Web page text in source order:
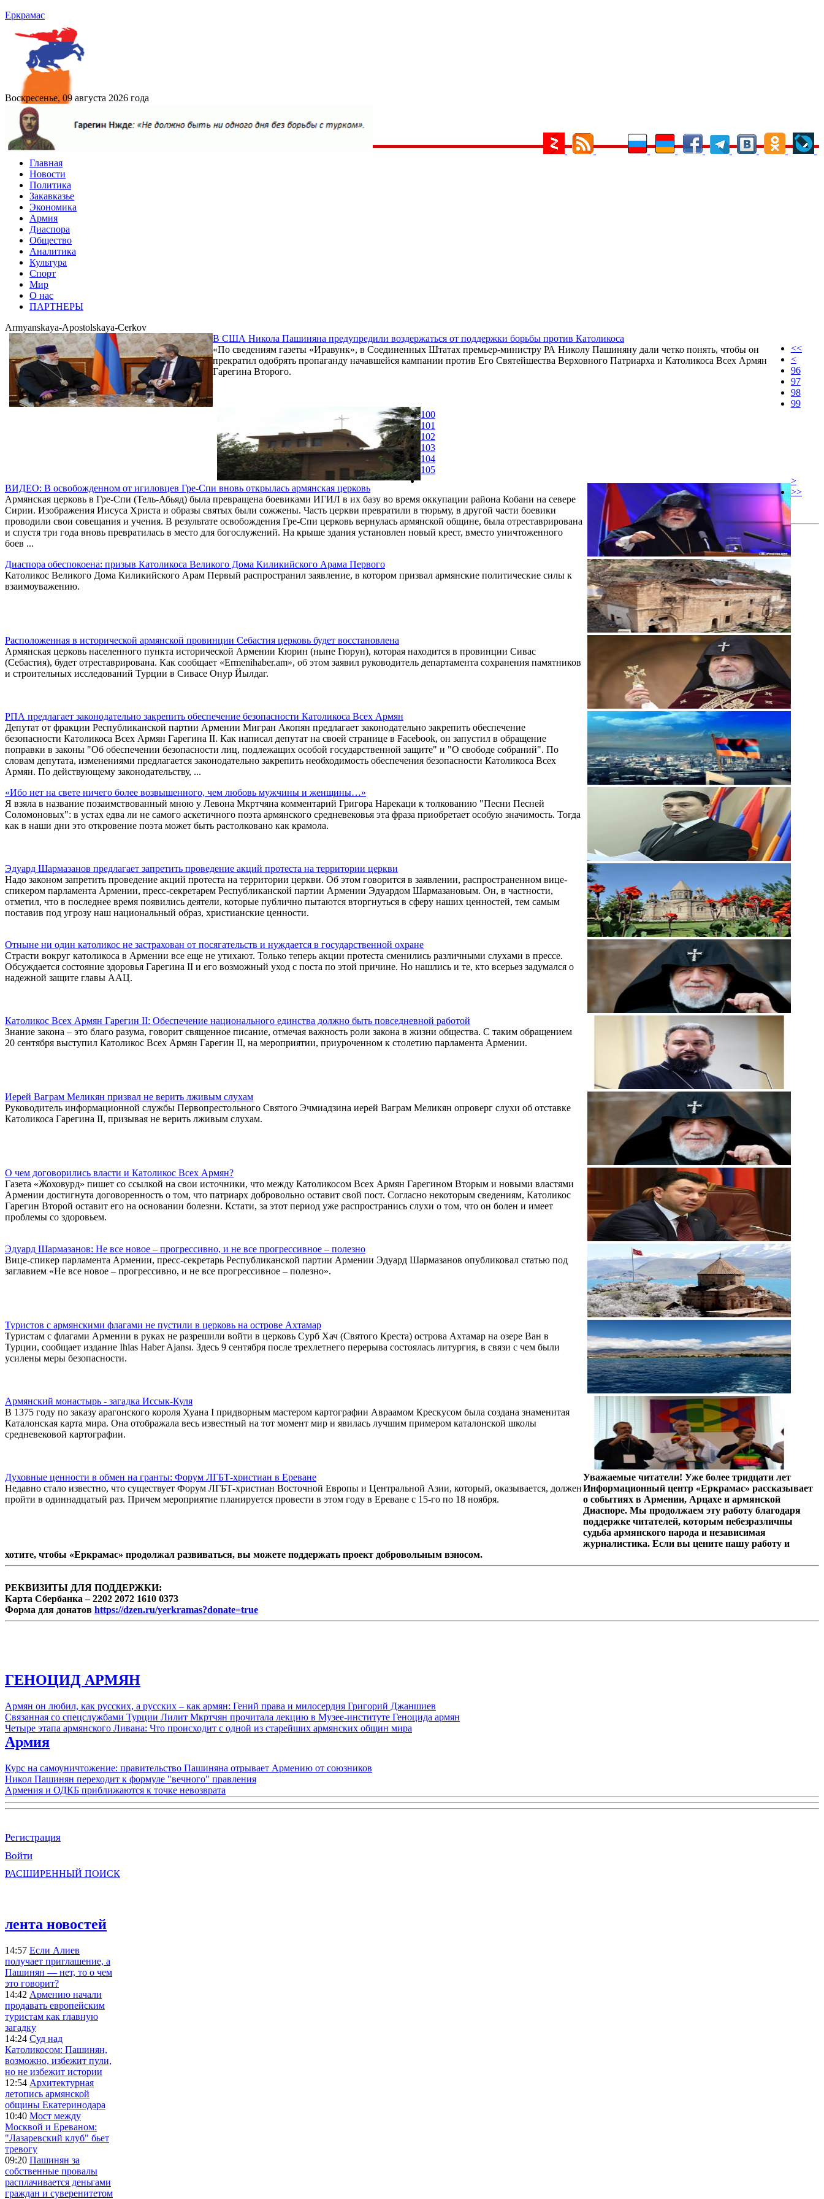
Еркрамас
Воскресенье, 09 августа 2026 года
Главная
Новости
Политика
Закавказье
Экономика
Армия
Диаспора
Общество
Аналитика
Культура
Спорт
Мир
О нас
ПАРТНЕРЫ
Armyanskaya-Apostolskaya-Cerkov
В США Никола Пашиняна предупредили воздержаться от поддержки борьбы против Католикоса
«По сведениям газеты «Иравунк», в Соединенных Штатах премьер-министру РА Николу Пашиняну дали четко понять, чтобы он
прекратил одобрять пропаганду начавшейся кампании против Его Святейшества Верховного Патриарха и Католикоса Всех Армян
Гарегина Второго.
ВИДЕО: В освобожденном от игиловцев Гре-Спи вновь открылась армянская церковь
Армянская церковь в Гре-Спи (Тель-Абьяд) была превращена боевиками ИГИЛ в их базу во время оккупации района Кобани на севере
Сирии. Изображения Иисуса Христа и образы святых были сожжены. Часть церкви превратили в тюрьму, в другой части боевики
проводили свои совещания и учения. В результате освобождения Гре-Спи церковь вернулась армянской общине, была отреставрирована
и спустя три года вновь превратилась в место для богослужений. На крыше здания установлен новый крест, вместо уничтоженного
боев ...
Диаспора обеспокоена: призыв Католикоса Великого Дома Киликийского Арама Первого
Католикос Великого Дома Киликийского Арам Первый распространил заявление, в котором призвал армянские политические силы к
взаимоуважению.
Расположенная в исторической армянской провинции Себастия церковь будет восстановлена
Армянская церковь населенного пункта исторической Армении Кюрин (ныне Гюрун), которая находится в провинции Сивас
(Себастия), будет отреставрирована. Как сообщает «Ermenihaber.am», об этом заявил руководитель департамента сохранения памятников
и строительных исследований Турции в Сивасе Онур Йылдаг.
РПА предлагает законодательно закрепить обеспечение безопасности Католикоса Всех Армян
Депутат от фракции Республиканской партии Армении Мигран Акопян предлагает законодательно закрепить обеспечение
безопасности Католикоса Всех Армян Гарегина II. Как написал депутат на своей странице в Facebook, он запустил в обращение
поправки в законы "Об обеспечении безопасности лиц, подлежащих особой государственной защите" и "О свободе собраний". По
словам депутата, изменениями предлагается законодательно закрепить необходимость обеспечения безопасности Католикоса Всех
Армян. По действующему законодательству, ...
«Ибо нет на свете ничего более возвышенного, чем любовь мужчины и женщины…»
Я взяла в название позаимствованный мною у Левона Мкртчяна комментарий Григора Нарекаци к толкованию "Песни Песней
Соломоновых": в устах едва ли не самого аскетичного поэта армянского средневековья эта фраза приобретает особую значимость. Тогда
как в наши дни это откровение поэта может быть растолковано как крамола.
Эдуард Шармазанов предлагает запретить проведение акций протеста на территории церкви
Надо законом запретить проведение акций протеста на территории церкви. Об этом говорится в заявлении, распространенном вице-
спикером парламента Армении, пресс-секретарем Республиканской партии Армении Эдуардом Шармазановым. Он, в частности,
отметил, что в последнее время появились деятели, которые публично пытаются вторгнуться в сферу наших ценностей, тем самым
поставив под угрозу наш национальный образ, христианские ценности.
Отныне ни один католикос не застрахован от посягательств и нуждается в государственной охране
Страсти вокруг католикоса в Армении все еще не утихают. Только теперь акции протеста сменились различными слухами в прессе.
Обсуждается состояние здоровья Гарегина II и его возможный уход с поста по этой причине. Но нашлись и те, кто всерьез задумался о
надежной защите главы ААЦ.
Католикос Всех Армян Гaрегин II: Обеспечение национального единства должно быть повседневной работой
Знание закона – это благо разума, говорит священное писание, отмечая важность роли закона в жизни общества. С таким обращением
20 сентября выступил Католикос Всех Армян Гарегин II, на мероприятии, приуроченном к столетию парламента Армении.
Иерей Ваграм Меликян призвал не верить лживым слухам
Руководитель информационной службы Первопрестольного Святого Эчмиадзина иерей Ваграм Меликян опроверг слухи об отставке
Католикоса Гарегина II, призывая не верить лживым слухам.
О чем договорились власти и Католикос Всех Армян?
Газета «Жоховурд» пишет со ссылкой на свои источники, что между Католикосом Всех Армян Гарегином Вторым и новыми властями
Армении достигнута договоренность о том, что патриарх добровольно оставит свой пост. Согласно некоторым сведениям, Католикос
Гарегин Второй оставит его на основании болезни. Кстати, за этот период уже распространись слухи о том, что он болен и имеет
проблемы со здоровьем.
Эдуард Шармазанов: Не все новое – прогрессивно, и не все прогрессивное – полезно
Вице-спикер парламента Армении, пресс-секретарь Республиканской партии Армении Эдуард Шармазанов опубликовал статью под
заглавием «Не все новое – прогрессивно, и не все прогрессивное – полезно».
Туристов с армянскими флагами не пустили в церковь на острове Ахтамар
Туристам с флагами Армении в руках не разрешили войти в церковь Сурб Хач (Святого Креста) острова Ахтамар на озере Ван в
Турции, сообщает издание Ihlas Haber Ajansı. Здесь 9 сентября после трехлетнего перерыва состоялась литургия, в связи с чем были
усилены меры безопасности.
Армянский монастырь - загадка Иссык-Куля
В 1375 году по заказу арагонского короля Хуана I придворным мастером картографии Авраамом Крескусом была создана знаменитая
Каталонская карта мира. Она отображала весь известный на тот момент мир и явилась лучшим примером каталонской школы
средневековой картографии.
Духовные ценности в обмен на гранты: Форум ЛГБТ-христиан в Ереване
Недавно стало известно, что существует Форум ЛГБТ-христиан Восточной Европы и Центральной Азии, который, оказывается, должен
пройти в одиннадцатый раз. Причем мероприятие планируется провести в этом году в Ереване с 15-го по 18 ноября.
<<
<
96
97
98
99
100
101
102
103
104
105
>
>>
Уважаемые читатели! Уже более тридцати лет
Информационный центр «Еркрамас» рассказывает
о событиях в Армении, Арцахе и армянской
Диаспоре. Мы продолжаем эту работу благодаря
поддержке читателей, которым небезразличны
судьба армянского народа и независимая
журналистика. Если вы цените нашу работу и
хотите, чтобы «Еркрамас» продолжал развиваться, вы можете поддержать проект добровольным взносом.
РЕКВИЗИТЫ ДЛЯ ПОДДЕРЖКИ:
Карта Сбербанка – 2202 2072 1610 0373
Форма для донатов https://dzen.ru/yerkramas?donate=true
ГЕНОЦИД АРМЯН
Армян он любил, как русских, а русских – как армян: Гений права и милосердия Григорий Джаншиев
Связанная со спецслужбами Турции Лилит Мкртчян прочитала лекцию в Музее-институте Геноцида армян
Четыре этапа армянского Ливана: Что происходит с одной из старейших армянских общин мира
Армия
Курс на самоуничтожение: правительство Пашиняна отрывает Армению от союзников
Никол Пашинян переходит к формуле "вечного" правления
Армения и ОДКБ приближаются к точке невозврата
Регистрация
Войти
РАСШИРЕННЫЙ ПОИСК
лента новостей
14:57 Если Алиев
получает приглашение, а
Пашинян — нет, то о чем
это говорит?
14:42 Армению начали
продавать европейским
туристам как главную
загадку
14:24 Суд над
Католикосом: Пашинян,
возможно, избежит пули,
но не избежит истории
12:54 Архитектурная
летопись армянской
общины Екатеринодара
10:40 Мост между
Москвой и Ереваном:
"Лазаревский клуб" бьет
тревогу
09:20 Пашинян за
собственные провалы
расплачивается деньгами
граждан и суверенитетом